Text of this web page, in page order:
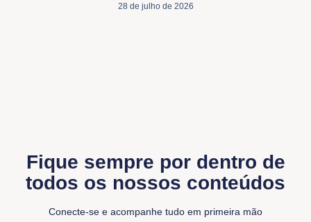
28 de julho de 2026
Fique sempre por dentro de
todos os nossos conteúdos
Conecte-se e acompanhe tudo em primeira mão